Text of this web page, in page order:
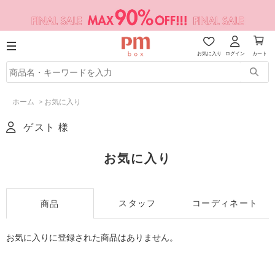
お気に入り ログイン カート
ホーム > お気に入り
ゲスト 様
お気に入り
商品 スタッフ コーディネート
お気に入りに登録された商品はありません。